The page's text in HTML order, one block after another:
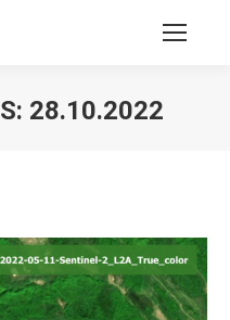
28.10.2022